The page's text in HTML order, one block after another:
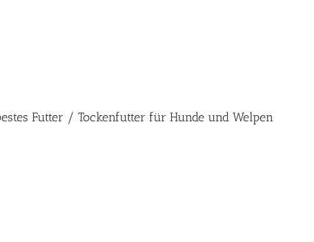
Futter / Tockenfutter für Hunde und Welpen